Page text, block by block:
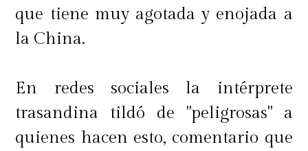
que tiene muy agotada y enojada a
la China.
En redes sociales la intérprete
trasandina tildó de "peligrosas" a
quienes hacen esto, comentario que